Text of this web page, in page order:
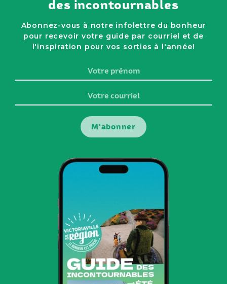
des incontournables
Abonnez-vous à notre infolettre du bonheur
pour recevoir votre guide par courriel et de
l'inspiration pour vos sorties à l'année!
prénom
courriel